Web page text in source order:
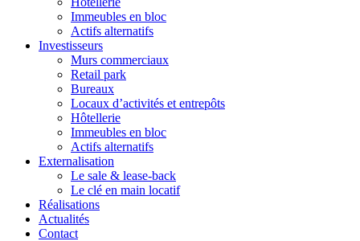
Immeubles en bloc
Actifs alternatifs
Investisseurs
Murs commerciaux
Retail park
Bureaux
Locaux d’activités et entrepôts
Hôtellerie
Immeubles en bloc
Actifs alternatifs
Externalisation
Le sale & lease-back
Le clé en main locatif
Réalisations
Actualités
Contact